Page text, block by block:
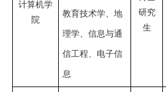
计算机学
院
教育技术学、地
理学、信息与通
信工程、电子信
息
研究
生